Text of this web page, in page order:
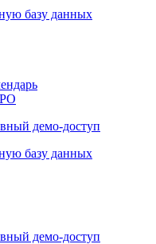
базу данных
демо-доступ
базу данных
демо-доступ